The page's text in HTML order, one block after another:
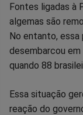
Fontes ligadas à
algemas são
No entanto, essa
desembarcou
quando 88
Essa situação
reação do